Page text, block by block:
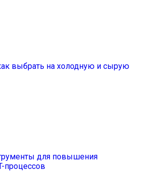
выбрать на холодную и сырую
для повышения
процессов